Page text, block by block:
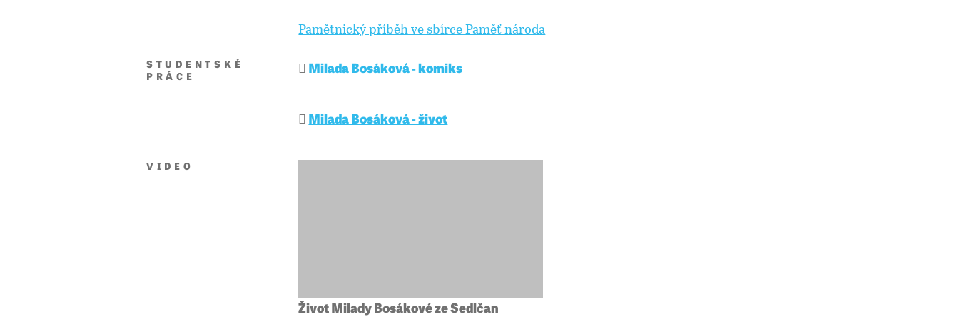
Pamětnický příběh ve sbírce Paměť národa
STUDENTSKÉ
PRÁCE
Milada Bosáková - komiks
Milada Bosáková - život
VIDEO
Život Milady Bosákové ze Sedlčan